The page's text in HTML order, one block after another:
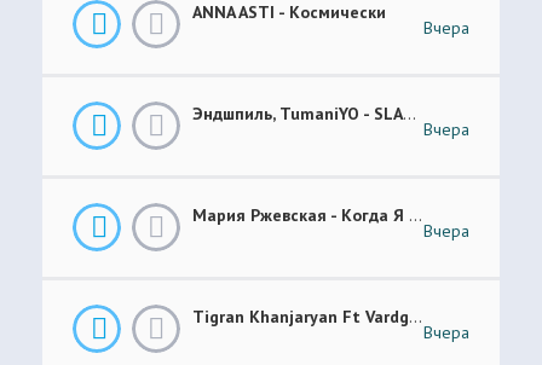
ANNA ASTI - Космически
Вчера
Эндшпиль, TumaniYO - SLANG
Вчера
Мария Ржевская - Когда Я Стану Кошкой (Future Garage Remix)
Вчера
Tigran Khanjaryan Ft Vardges - Pap Jan
Вчера